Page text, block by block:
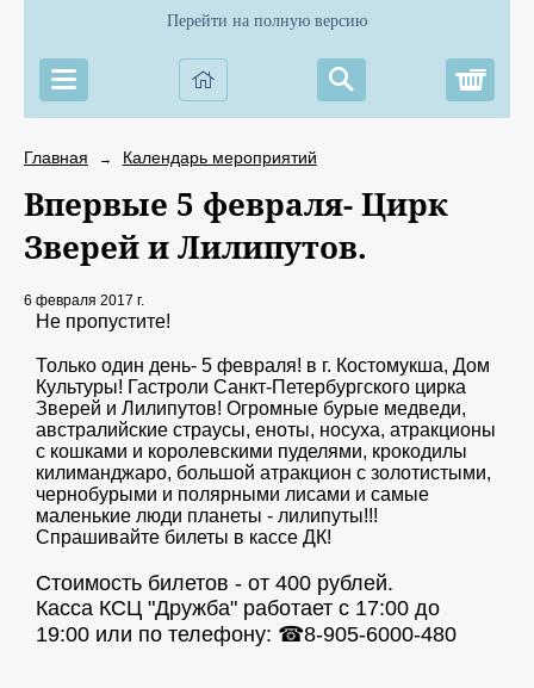
Перейти на полную версию
Главная → Календарь мероприятий
Впервые 5 февраля- Цирк
Зверей и Лилипутов.
6 февраля 2017 г.
Не пропустите!
Только один день- 5 февраля! в г. Костомукша, Дом
Культуры! Гастроли Санкт-Петербургского цирка
Зверей и Лилипутов! Огромные бурые медведи,
австралийские страусы, еноты, носуха, атракционы
с кошками и королевскими пуделями, крокодилы
килиманджаро, большой атракцион с золотистыми,
чернобурыми и полярными лисами и самые
маленькие люди планеты - лилипуты!!!
Спрашивайте билеты в кассе ДК!
Стоимость билетов - от 400 рублей.
Касса КСЦ "Дружба" работает с 17:00 до
19:00 или по телефону: ☎8-905-6000-480